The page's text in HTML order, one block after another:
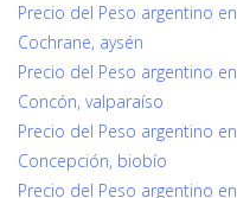
Precio del Peso argentino en
Cochrane, aysén
Precio del Peso argentino en
Concón, valparaíso
Precio del Peso argentino en
Concepción, biobío
Precio del Peso argentino en